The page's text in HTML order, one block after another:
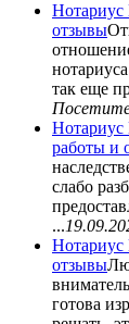
Нотариус
отзывы
так еще
работы и
слабо
...
отзывы
готова